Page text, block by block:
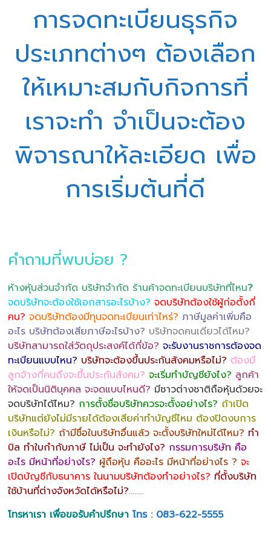
การจดทะเบียนธุรกิจ
ประเภทต่างๆ ต้องเลือก
ให้เหมาะสมกับกิจการที่
เราจะทำ จำเป็นจะต้อง
พิจารณาให้ละเอียด เพื่อ
การเริ่มต้นที่ดี
คำถามที่พบบ่อย ?
ห้างหุ้นส่วนจำกัด บริษัทจำกัด ร้านค้าจดทะเบียนบริษัทที่ไหน?
จดบริษัทจะต้องใช้เอกสารอะไรบ้าง? จดบริษัทต้องใช้ผู้ก่อตั้งกี่
คน? จดบริษัทต้องมีทุนจดทะเบียนเท่าไหร่? ภาษีมูลค่าเพิ่มคือ
อะไร บริษัทต้องเสียภาษีอะไรบ้าง? บริษัทจดคนเดียวได้ไหม?
บริษัทสามารถใส่วัตถุประสงค์ได้กี่ข้อ? จะรับงานราชการต้องจด
ทะเบียนแบบไหน? บริษัทจะต้องขึ้นประกันสังคมหรือไม่? ต้องมี
ลูกจ้างกี่คนถึงจะขึ้นประกันสังคม? จะเริ่มทำบัญชียังไง? ลูกค้า
ให้จดเป็นนิติบุคคล จะจดแบบไหนดี? มีชาวต่างชาติถือหุ้นด้วยจะ
จดบริษัทได้ไหม? การตั้งชื่อบริษัทควรจะตั้งอย่างไร? ถ้าเปิด
บริษัทแต่ยังไม่มีรายได้ต้องเสียค่าทำบัญชีไหม ต้องปิดงบการ
เงินหรือไม่? ถ้ามีชื่อในบริษัทอื่นแล้ว จะตั้งบริษัทใหม่ได้ไหม? ทำ
บิล ทำใบกำกับภาษี ไม่เป็น จะทำยังไง? กรรมการบริษัท คือ
อะไร มีหน้าที่อย่างไร? ผู้ถือหุ้น คืออะไร มีหน้าที่อย่างไร ? จะ
เปิดบัญชีกับธนาคาร ในนามบริษัทต้องทำอย่างไร? ที่ตั้งบริษัท
ใช้บ้านที่ต่างจังหวัดได้หรือไม่?……..
โทรหาเรา เพื่อขอรับคำปรึกษา โทร : 083-622-5555